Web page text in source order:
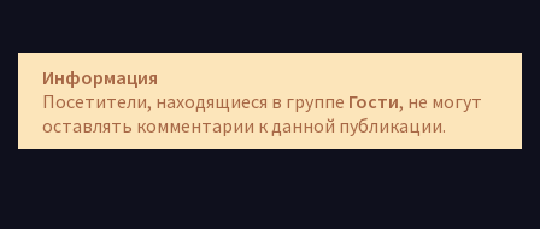
Информация
Посетители, находящиеся в группе Гости, не могут
оставлять комментарии к данной публикации.